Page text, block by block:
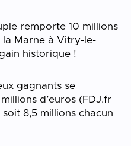
remporte 10 millions
la Marne à Vitry-le-
historique !
gagnants se
d’euros (FDJ.fr
8,5 millions chacun